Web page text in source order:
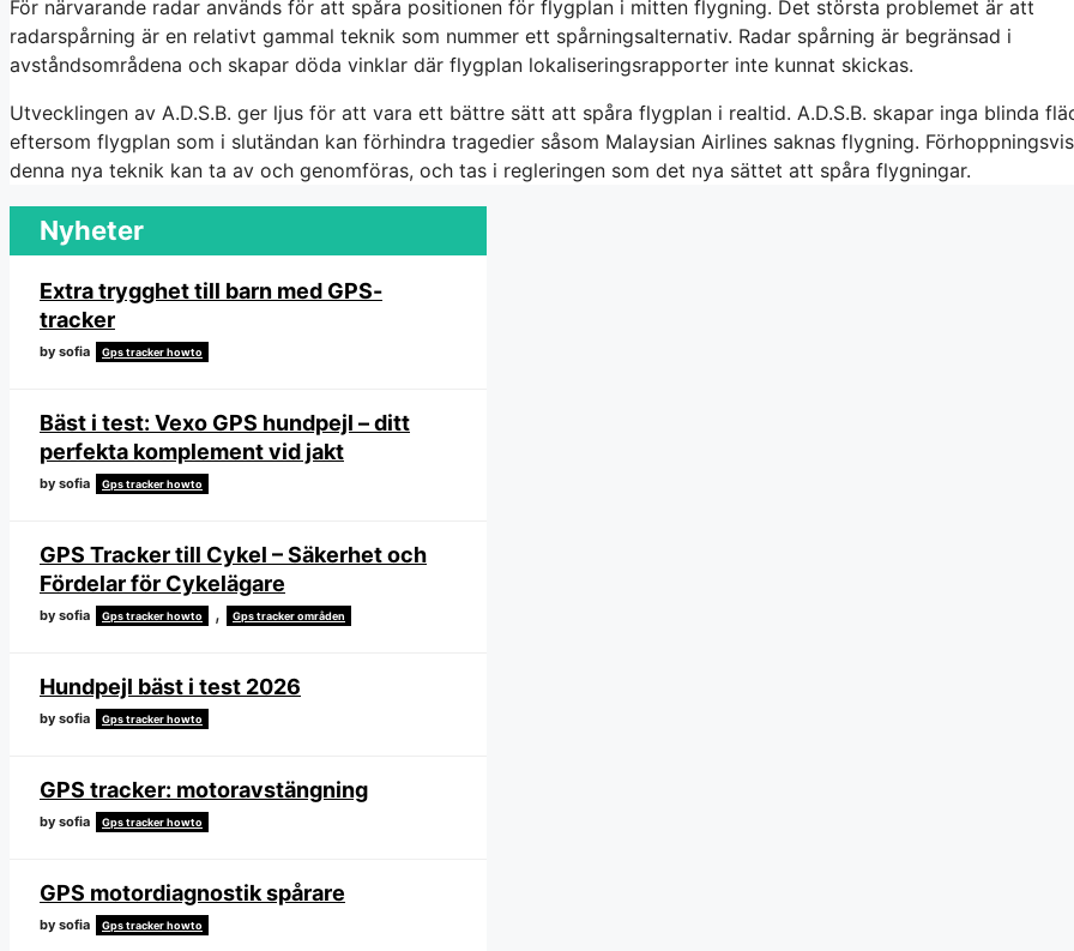
För närvarande radar används för att spåra positionen för flygplan i mitten flygning. Det största problemet är att
radarspårning är en relativt gammal teknik som nummer ett spårningsalternativ. Radar spårning är begränsad i
avståndsområdena och skapar döda vinklar där flygplan lokaliseringsrapporter inte kunnat skickas.
Utvecklingen av A.D.S.B. ger ljus för att vara ett bättre sätt att spåra flygplan i realtid. A.D.S.B. skapar inga blinda
eftersom flygplan som i slutändan kan förhindra tragedier såsom Malaysian Airlines saknas flygning. Förhoppningsvis
denna nya teknik kan ta av och genomföras, och tas i regleringen som det nya sättet att spåra flygningar.
Nyheter
Extra trygghet till barn med GPS-
tracker
by sofia Gps tracker howto
Bäst i test: Vexo GPS hundpejl – ditt
perfekta komplement vid jakt
by sofia Gps tracker howto
GPS Tracker till Cykel – Säkerhet och
Fördelar för Cykelägare
by sofia Gps tracker howto , Gps tracker områden
Hundpejl bäst i test 2026
by sofia Gps tracker howto
GPS tracker: motoravstängning
by sofia Gps tracker howto
GPS motordiagnostik spårare
by sofia Gps tracker howto